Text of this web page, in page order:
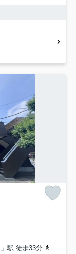
駅 徒歩33分